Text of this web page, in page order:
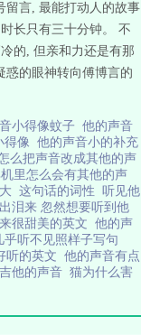
留言, 最能打动人的故事
长只有三十分钟。 不
的, 但亲和力还是有那
惑的眼神转向傅博言的
小得像蚊子 他的声音
得像 他的声音小的补充
么把声音改成其他的声
里怎么会有其他的声
这句话的词性 听见他
泪来 忽然想要听到他
很甜美的英文 他的声
乎听不见照样子写句
听的英文 他的声音有点
他的声音 猫为什么害